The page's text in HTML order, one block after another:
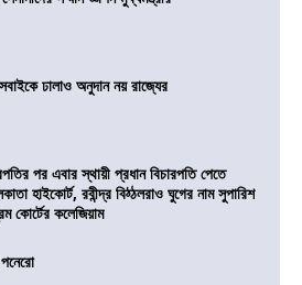
ঢালাও অনুদান নয় রাজ্যের
পর এবার স্থায়ী প্রধান বিচারপতি পেতে
হাইকোর্ট, রবীন্দ্র বিঠ্ঠলরাও ঘুগের নাম সুপারিশ
কোর্টের কলেজিয়াম